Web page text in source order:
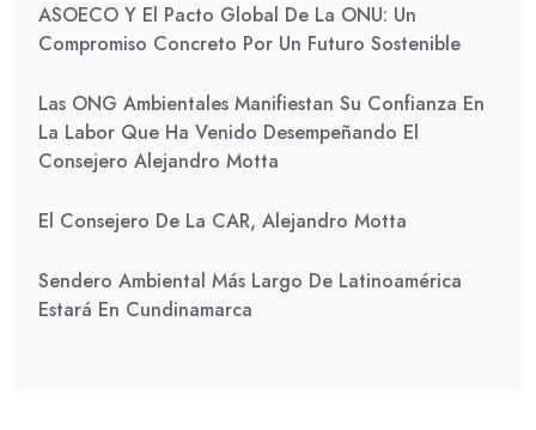
ASOECO Y El Pacto Global De La ONU: Un
Compromiso Concreto Por Un Futuro Sostenible
Las ONG Ambientales Manifiestan Su Confianza En
La Labor Que Ha Venido Desempeñando El
Consejero Alejandro Motta
El Consejero De La CAR, Alejandro Motta
Sendero Ambiental Más Largo De Latinoamérica
Estará En Cundinamarca